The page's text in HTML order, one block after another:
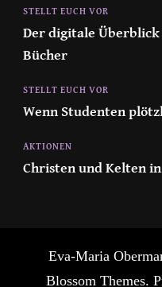
STELLT EUCH VOR
Der digitale
Bücher
STELLT EUCH VOR
Wenn Studenten
AKTIONEN
Christen und Kelten
Eva-Maria
Blossom Themes.